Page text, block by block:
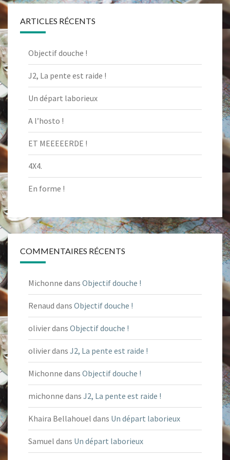
ARTICLES RÉCENTS
Objectif douche !
J2, La pente est raide !
Un départ laborieux
A l’hosto !
ET MEEEEERDE !
4X4.
En forme !
COMMENTAIRES RÉCENTS
Michonne dans Objectif douche !
Renaud dans Objectif douche !
olivierdans Objectif douche !
olivierdans J2, La pente est raide !
Michonne dans Objectif douche !
michonne dans J2, La pente est raide !
Khaira Bellahouel dans Un départ laborieux
Samuel dans Un départ laborieux